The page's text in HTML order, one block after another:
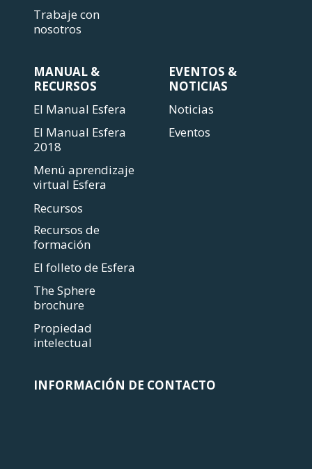
Trabaje con
nosotros
MANUAL &
RECURSOS
El Manual Esfera
El Manual Esfera
2018
Menú aprendizaje
virtual Esfera
Recursos
Recursos de
formación
El folleto de Esfera
The Sphere
brochure
Propiedad
intelectual
EVENTOS &
NOTICIAS
Noticias
Eventos
INFORMACIÓN DE CONTACTO